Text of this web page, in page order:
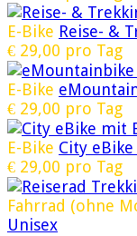
E-Bike Reise- &
€ 29,00 pro Tag
E-Bike
€ 29,00 pro Tag
E-Bike City
€ 29,00 pro Tag
Fahrrad (ohne
Unisex